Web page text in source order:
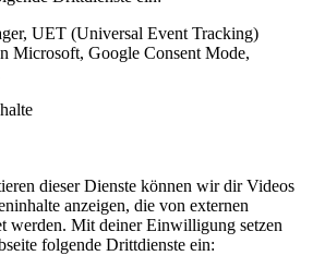
UET (Universal Event Tracking)
Microsoft, Google Consent Mode,
dieser Dienste können wir dir Videos
anzeigen, die von externen
werden. Mit deiner Einwilligung setzen
folgende Drittdienste ein: